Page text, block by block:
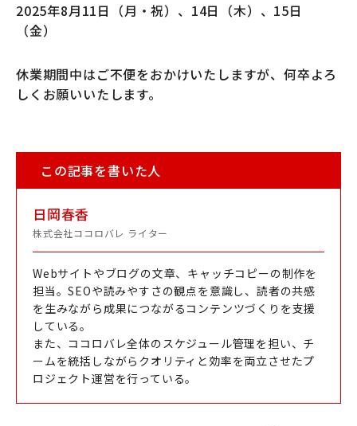
2025年8月11日（月・祝）、14日（木）、15日
（金）
休業期間中はご不便をおかけいたしますが、何卒よろ
しくお願いいたします。
この記事を書いた人
日岡春香
株式会社ココロバレ ライター
Webサイトやブログの文章、キャッチコピーの制作を
担当。SEOや読みやすさの観点を意識し、読者の共感
を生みながら成果につながるコンテンツづくりを支援
している。
また、ココロバレ全体のスケジュール管理を担い、チ
ームを統括しながらクオリティと効率を両立させたプ
ロジェクト運営を行っている。